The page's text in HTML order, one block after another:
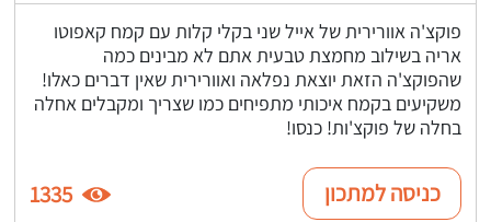
פוקצ'ה אוורירית של אייל שני בקלי קלות עם קמח קאפוטו
אריה בשילוב מחמצת טבעית אתם לא מבינים כמה
שהפוקצ'ה הזאת יוצאת נפלאה ואוורירית שאין דברים כאלו!
משקיעים בקמח איכותי מתפיחים כמו שצריך ומקבלים אחלה
בחלה של פוקצ'ות! כנסו!
כניסה למתכון 1335